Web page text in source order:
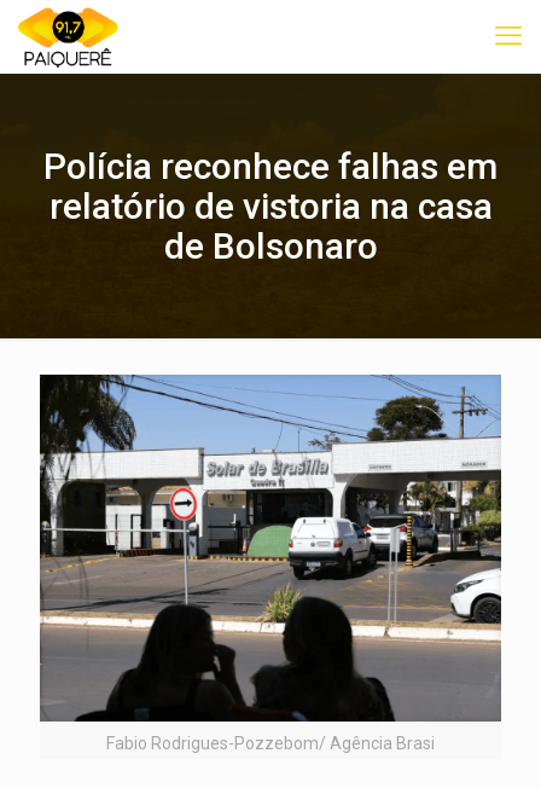
Polícia reconhece falhas em
relatório de vistoria na casa
de Bolsonaro
Fabio Rodrigues-Pozzebom/ Agência Brasi